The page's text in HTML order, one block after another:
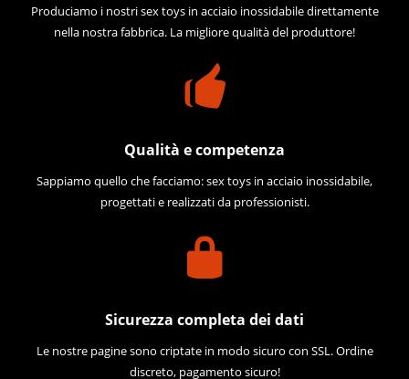
Produciamo i nostri sex toys in acciaio inossidabile direttamente
nella nostra fabbrica. La migliore qualità del produttore!
Qualità e competenza
Sappiamo quello che facciamo: sex toys in acciaio inossidabile,
progettati e realizzati da professionisti.
Sicurezza completa dei dati
Le nostre pagine sono criptate in modo sicuro con SSL. Ordine
discreto, pagamento sicuro!